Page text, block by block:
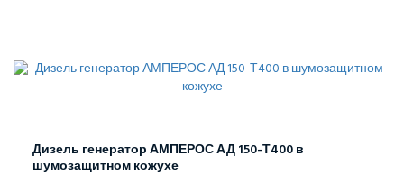
Дизель генератор АМПЕРОС АД 150-Т400 в
шумозащитном кожухе